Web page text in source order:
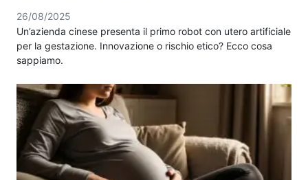
26/08/2025
Un’azienda cinese presenta il primo robot con utero artificiale
per la gestazione. Innovazione o rischio etico? Ecco cosa
sappiamo.